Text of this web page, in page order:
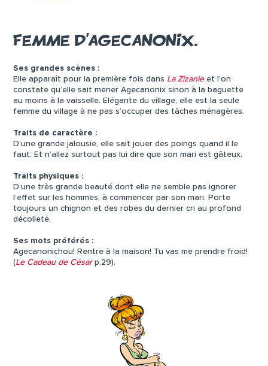
FEMME D’AGECANONIX.
Ses grandes scènes :
Elle apparaît pour la première fois dans La Zizanieet l’on
constate qu’elle sait mener Agecanonix sinon à la baguette
au moins à la vaisselle. Elégante du village, elle est la seule
femme du village à ne pas s’occuper des tâches ménagères.
Traits de caractère :
D’une grande jalousie, elle sait jouer des poings quand il le
faut. Et n’allez surtout pas lui dire que son mari est gâteux.
Traits physiques :
D’une très grande beauté dont elle ne semble pas ignorer
l’effet sur les hommes, à commencer par son mari. Porte
toujours un chignon et des robes du dernier cri au profond
décolleté.
Ses mots préférés :
Agecanonichou! Rentre à la maison! Tu vas me prendre froid!
(Le Cadeau de Césarp.29).